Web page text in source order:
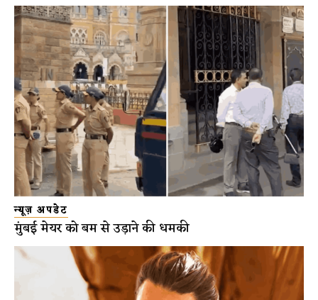
न्यूज़ अपडेट
मुंबई मेयर को बम से उड़ाने की धमकी